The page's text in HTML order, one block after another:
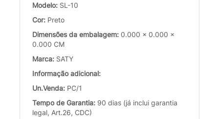
Modelo: SL-10
Cor: Preto
Dimensões da embalagem: 0.000 x 0.000 x
0.000 CM
Marca: SATY
Informação adicional:
Un.Venda: PC/1
Tempo de Garantia: 90 dias (já inclui garantia
legal, Art.26, CDC)